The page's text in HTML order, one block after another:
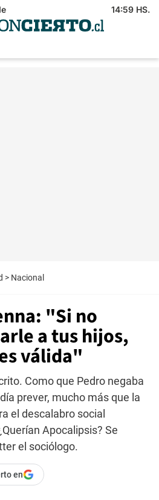
14:59 HS.
> Nacional
"Si no
a tus hijos,
válida"
Como que Pedro negaba
prever, mucho más que la
el descalabro social
Apocalipsis? Se
el sociólogo.
en